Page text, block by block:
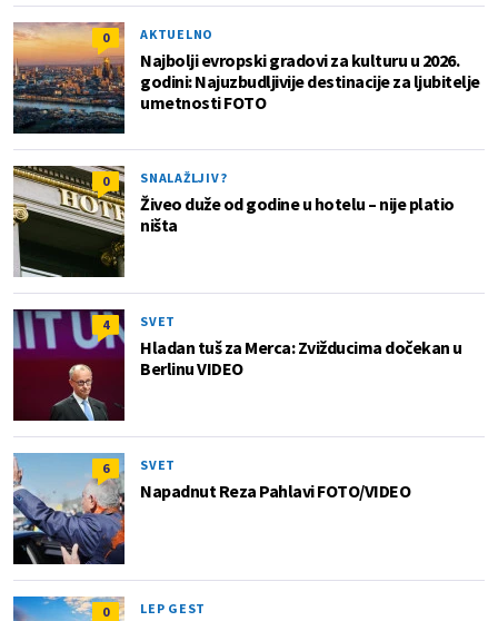
0 AKTUELNO
Najbolji evropski gradovi za kulturu u 2026.
godini: Najuzbudljivije destinacije za ljubitelje
umetnosti FOTO
0 SNALAŽLJIV?
Živeo duže od godine u hotelu – nije platio
ništa
4 SVET
Hladan tuš za Merca: Zvižducima dočekan u
Berlinu VIDEO
6 SVET
Napadnut Reza Pahlavi FOTO/VIDEO
0 LEP GEST